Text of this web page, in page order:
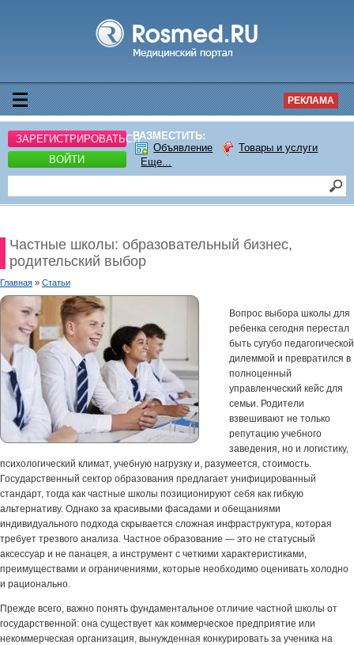
РЕКЛАМА
ЗАРЕГИСТРИРОВАТЬСЯ
ВОЙТИ
РАЗМЕСТИТЬ:
Объявление
Товары и услуги
Еще...
Частные школы: образовательный бизнес,
родительский выбор
Главная » Статьи
Вопрос выбора школы для
ребенка сегодня перестал
быть сугубо педагогической
дилеммой и превратился в
полноценный
управленческий кейс для
семьи. Родители
взвешивают не только
репутацию учебного
заведения, но и логистику,
психологический климат, учебную нагрузку и, разумеется, стоимость.
Государственный сектор образования предлагает унифицированный
стандарт, тогда как частные школы позиционируют себя как гибкую
альтернативу. Однако за красивыми фасадами и обещаниями
индивидуального подхода скрывается сложная инфраструктура, которая
требует трезвого анализа. Частное образование — это не статусный
аксессуар и не панацея, а инструмент с четкими характеристиками,
преимуществами и ограничениями, которые необходимо оценивать холодно
и рационально.
Прежде всего, важно понять фундаментальное отличие частной школы от
государственной: она существует как коммерческое предприятие или
некоммерческая организация, вынужденная конкурировать за ученика на